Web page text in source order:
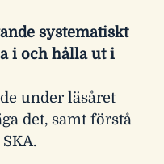
systematiskt
i och hålla ut i
under läsåret
det, samt förstå